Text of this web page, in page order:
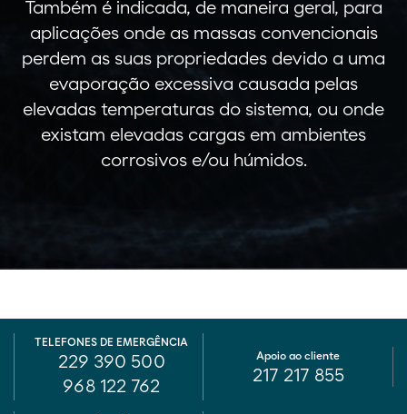
Também é indicada, de maneira geral, para
aplicações onde as massas convencionais
perdem as suas propriedades devido a uma
evaporação excessiva causada pelas
elevadas temperaturas do sistema, ou onde
existam elevadas cargas em ambientes
corrosivos e/ou húmidos.
TELEFONES DE EMERGÊNCIA
229 390 500
968 122 762
Apoio ao cliente
217 217 855